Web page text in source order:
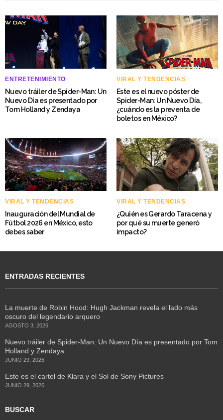
ENTRETENIMIENTO
Nuevo tráiler de Spider-Man: Un
Nuevo Día es presentado por
Tom Holland y Zendaya
VIRAL Y TENDENCIAS
Este es el nuevo póster de
Spider-Man: Un Nuevo Día,
¿cuándo es la preventa de
boletos en México?
VIRAL Y TENDENCIAS
Inauguración del Mundial de
Fútbol 2026 en México, esto
debes saber
VIRAL Y TENDENCIAS
¿Quién es Gerardo Taracena y
por qué su muerte generó
impacto?
ENTRADAS RECIENTES
La muerte de Robin Hood: Hugh Jackman revela el lado más
oscuro del legendario arquero
AGOSTO 3, 2026
Nuevo tráiler de Spider-Man: Un Nuevo Día es presentado por Tom
Holland y Zendaya
JUNIO 29, 2026
Este es el cartel de Klara y el Sol de Sony Pictures
JUNIO 29, 2026
BUSCAR